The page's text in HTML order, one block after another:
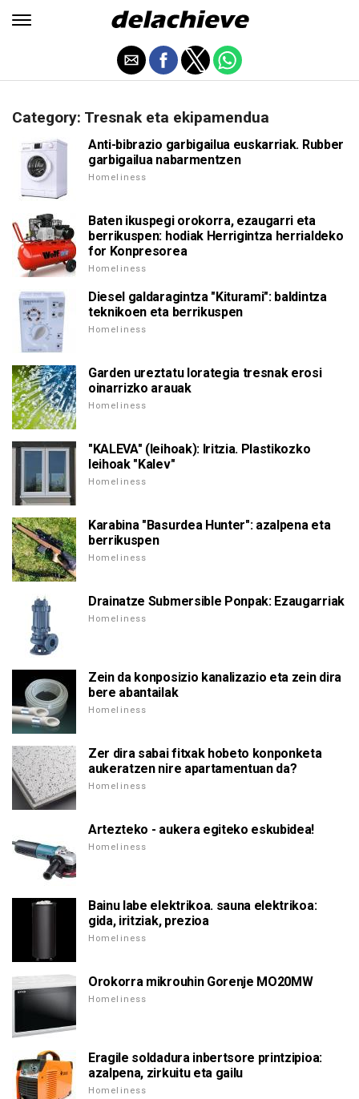
Category: Tresnak eta ekipamendua
Anti-bibrazio garbigailua euskarriak. Rubber
garbigailua nabarmentzen
Homeliness
Baten ikuspegi orokorra, ezaugarri eta
berrikuspen: hodiak Herrigintza herrialdeko
for Konpresorea
Homeliness
Diesel galdaragintza "Kiturami": baldintza
teknikoen eta berrikuspen
Homeliness
Garden ureztatu lorategia tresnak erosi
oinarrizko arauak
Homeliness
"KALEVA" (leihoak): Iritzia. Plastikozko
leihoak "Kalev"
Homeliness
Karabina "Basurdea Hunter": azalpena eta
berrikuspen
Homeliness
Drainatze Submersible Ponpak: Ezaugarriak
Homeliness
Zein da konposizio kanalizazio eta zein dira
bere abantailak
Homeliness
Zer dira sabai fitxak hobeto konponketa
aukeratzen nire apartamentuan da?
Homeliness
Artezteko - aukera egiteko eskubidea!
Homeliness
Bainu labe elektrikoa. sauna elektrikoa:
gida, iritziak, prezioa
Homeliness
Orokorra mikrouhin Gorenje MO20MW
Homeliness
Eragile soldadura inbertsore printzipioa:
azalpena, zirkuitu eta gailu
Homeliness